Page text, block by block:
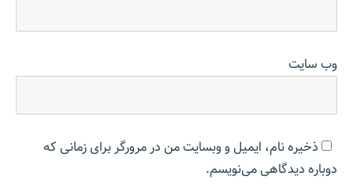
وب‌ سایت
ذخیره نام، ایمیل و وبسایت من در مرورگر برای زمانی که
دوباره دیدگاهی می‌نویسم.